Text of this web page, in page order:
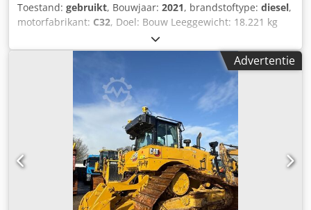
Toestand: gebruikt, Bouwjaar: 2021, brandstoftype: diesel,
motorfabrikant: C32, Doel: Bouw Leeggewicht: 18.221 kg
Generatorvermogen: 1.100 kVA Transportafmetingen (L x B
x H): 20 ft HC-container Voor meer informatie kunt u
contact opnemen met de afdeling Verkoop. Meer dan 85
jaar verkoopervaring in Nederland. Een team van experts
dat op zoek is naar individuele oplossingen voor uw
behoeften. 1000 uur of 1 jaar garantie: optimale veiligheid.
Csdpfjvyn A Ujx Ah Hjrf 24 uur per dag, zeven dagen per
week beschikbaar. Snelle service. Grote voorraad, direct
leverbaar.
Advertentie